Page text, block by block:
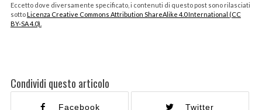
Eccetto dove diversamente specificato, i contenuti di questo post sono rilasciati
sottoLicenza Creative Commons Attribution ShareAlike 4.0 International (CC
BY-SA 4.0).
Condividi questo articolo
Facebook Twitter